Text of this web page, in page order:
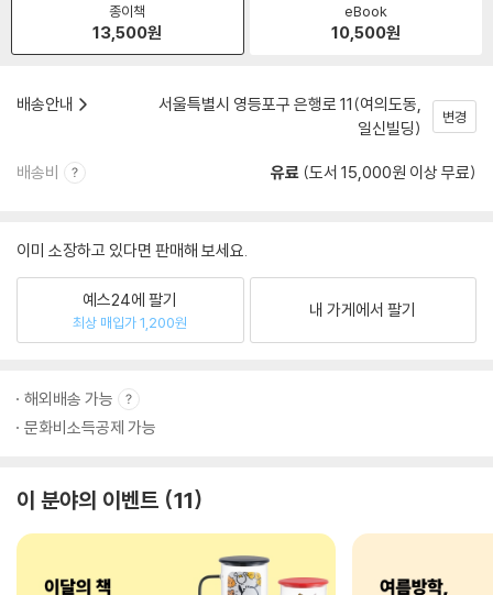
종이책
13,500원
eBook
10,500원
배송안내
서울특별시 영등포구 은행로 11(여의도동,
일신빌딩)
변경
배송비 유료 (도서 15,000원 이상 무료)
이미 소장하고 있다면 판매해 보세요.
예스24에 팔기
최상 매입가 1,200원
내 가게에서 팔기
해외배송 가능
문화비소득공제 가능
이 분야의 이벤트 11